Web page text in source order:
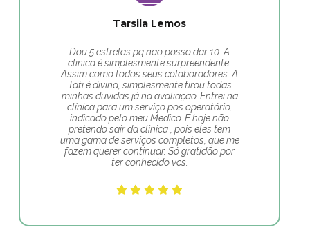
Tarsila Lemos
Dou 5 estrelas pq nao posso dar 10. A
clinica é simplesmente surpreendente.
Assim como todos seus colaboradores. A
Tati é divina, simplesmente tirou todas
minhas duvidas já na avaliação. Entrei na
clínica para um serviço pos operatório,
indicado pelo meu Medico. E hoje não
pretendo sair da clinica , pois eles tem
uma gama de serviços completos, que me
fazem querer continuar. Só gratidão por
ter conhecido vcs.